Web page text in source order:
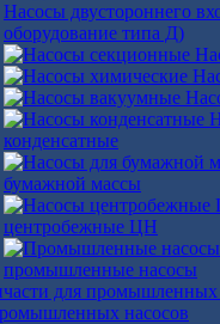
Насосы двустороннего
оборудование типа Д)
конденсатные
бумажной массы
центробежные ЦН
промышленные насосы
насосов